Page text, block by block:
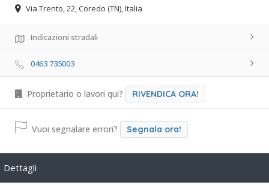
Via Trento, 22, Coredo (TN), Italia
Indicazioni stradali
0463 735003
Proprietario o lavori qui? RIVENDICA ORA!
Vuoi segnalare errori? Segnala ora!
Dettagli